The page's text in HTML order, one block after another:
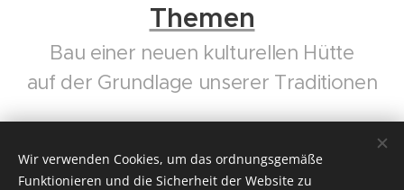
Themen
Bau einer neuen kulturellen Hütte
auf der Grundlage unserer Traditionen
Wir verwenden Cookies, um das ordnungsgemäße
Funktionieren und die Sicherheit der Website zu